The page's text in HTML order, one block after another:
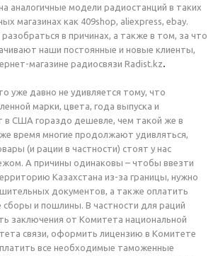
аналогичные модели радиостанций в таких
магазинах как 409shop, aliexpress, ebay.
в причинах, а также в том, за что
наши постоянные и новые клиенты,
магазине радиосвязи Radist.kz.
уже давно не удивляется тому, что
марки, цвета, года выпуска и
в США гораздо дешевле, чем такой же в
время многие продолжают удивляться,
(и рации в частности) стоят у нас
А причины одинаковы – чтобы ввезти
Казахстана из-за границы, нужно
документов, а также оплатить
и пошлины. В частности для раций
заключения от Комитета национальной
связи, оформить лицензию в Комитете
все необходимые таможенные